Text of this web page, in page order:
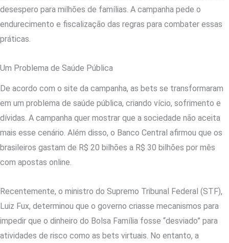
desespero para milhões de famílias. A campanha pede o
endurecimento e fiscalização das regras para combater essas
práticas.
Um Problema de Saúde Pública
De acordo com o site da campanha, as bets se transformaram
em um problema de saúde pública, criando vício, sofrimento e
dívidas. A campanha quer mostrar que a sociedade não aceita
mais esse cenário. Além disso, o Banco Central afirmou que os
brasileiros gastam de R$ 20 bilhões a R$ 30 bilhões por mês
com apostas online.
Recentemente, o ministro do Supremo Tribunal Federal (STF),
Luiz Fux, determinou que o governo criasse mecanismos para
impedir que o dinheiro do Bolsa Família fosse “desviado” para
atividades de risco como as bets virtuais. No entanto, a